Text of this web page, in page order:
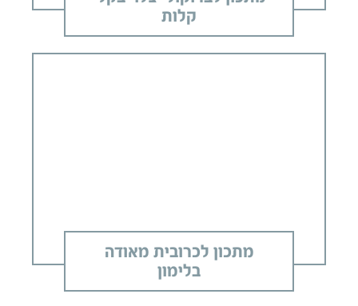
קלות
מתכון לכרובית מאודה
בלימון